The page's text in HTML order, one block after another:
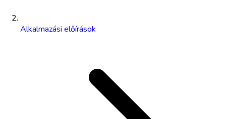
Alkalmazási előírások